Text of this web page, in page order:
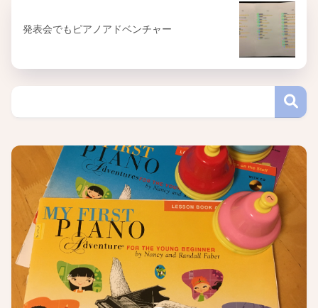
発表会でもピアノアドベンチャー